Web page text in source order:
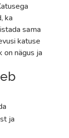
ka
sama
katuse
on nägus ja
ja